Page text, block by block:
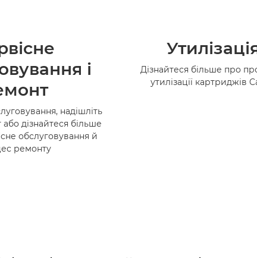
і
надішліть
дізнайтеся більше
обслуговування й
ремонту
Дізнайтеся більше про
утилізації картриджів